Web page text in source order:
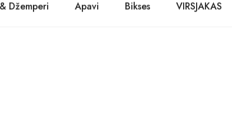
PASŪTĪT TŪLĪT! Prece tiks piegādāta 1-3 dienu laikā.
Džemperi Apavi Bikses VIRSJAKAS